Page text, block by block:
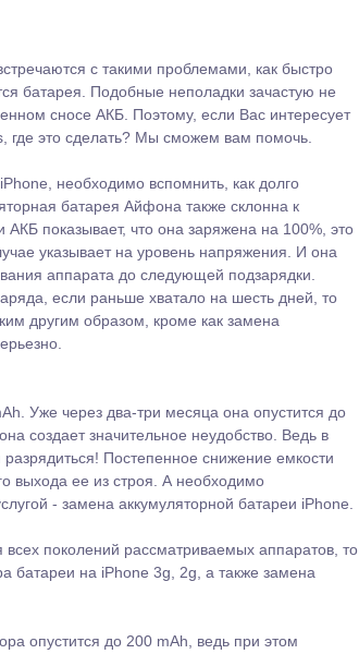
с такими проблемами, как быстро
батарея. Подобные неполадки зачастую не
сносе АКБ. Поэтому, если Вас интересует
где это сделать? Мы сможем вам помочь.
необходимо вспомнить, как долго
батарея Айфона также склонна к
показывает, что она заряжена на 100%, это
указывает на уровень напряжения. И она
аппарата до следующей подзарядки.
если раньше хватало на шесть дней, то
другим образом, кроме как замена
Уже через два-три месяца она опустится до
создает значительное неудобство. Ведь в
Постепенное снижение емкости
выхода ее из строя. А необходимо
- замена аккумуляторной батареи iPhone.
поколений рассматриваемых аппаратов, то
батареи на iPhone 3g, 2g, а также замена
опустится до 200 mAh, ведь при этом